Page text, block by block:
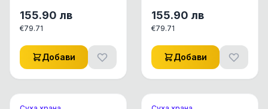
израснали кучета от
средни и едри
породи със сьомга 12
кг
155.90 лв
€79.71
Добави
подрастващи
кученца от средни и
едри породи със
сьомга 12 кг
155.90 лв
€79.71
Добави